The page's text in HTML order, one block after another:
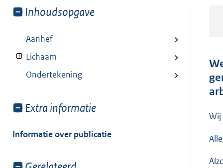
Toon
van:
Inhoudsopgave
Aanhef
Lichaam
Ondertekening
Toon
van:
Extra informatie
Informatie over publicatie
Wij